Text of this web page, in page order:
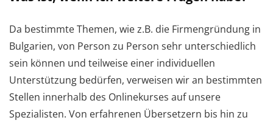
Da bestimmte Themen, wie z.B. die Firmengründung in
Bulgarien, von Person zu Person sehr unterschiedlich
sein können und teilweise einer individuellen
Unterstützung bedürfen, verweisen wir an bestimmten
Stellen innerhalb des Onlinekurses auf unsere
Spezialisten. Von erfahrenen Übersetzern bis hin zu